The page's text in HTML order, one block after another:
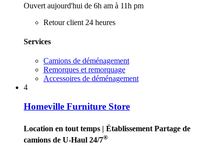
Ouvert aujourd'hui de 6h am à 11h pm
Retour client 24 heures
Services
Camions de déménagement
Remorques et remorquage
Accessoires de déménagement
4
Homeville Furniture Store
Location en tout temps | Établissement Partage de
camions de U-Haul 24/7®